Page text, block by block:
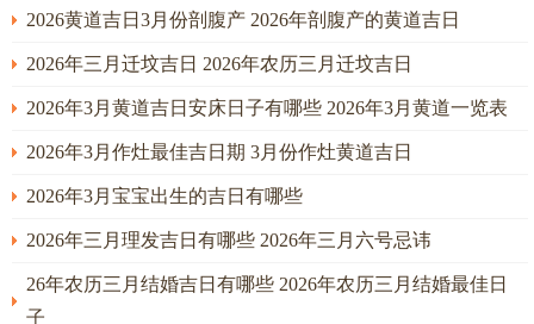
2026黄道吉日3月份剖腹产 2026年剖腹产的黄道吉日
2026年三月迁坟吉日 2026年农历三月迁坟吉日
2026年3月黄道吉日安床日子有哪些 2026年3月黄道一览表
2026年3月作灶最佳吉日期 3月份作灶黄道吉日
2026年3月宝宝出生的吉日有哪些
2026年三月理发吉日有哪些 2026年三月六号忌讳
26年农历三月结婚吉日有哪些 2026年农历三月结婚最佳日
子